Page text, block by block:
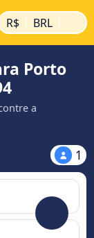
R$ | BRL |
Porto
a
1